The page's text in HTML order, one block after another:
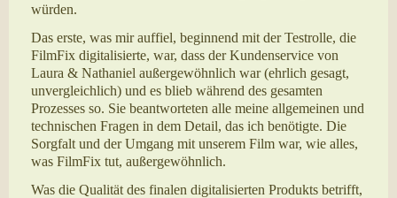
würden.
Das erste, was mir auffiel, beginnend mit der Testrolle, die
FilmFix digitalisierte, war, dass der Kundenservice von
Laura & Nathaniel außergewöhnlich war (ehrlich gesagt,
unvergleichlich) und es blieb während des gesamten
Prozesses so. Sie beantworteten alle meine allgemeinen und
technischen Fragen in dem Detail, das ich benötigte. Die
Sorgfalt und der Umgang mit unserem Film war, wie alles,
was FilmFix tut, außergewöhnlich.
Was die Qualität des finalen digitalisierten Produkts betrifft,